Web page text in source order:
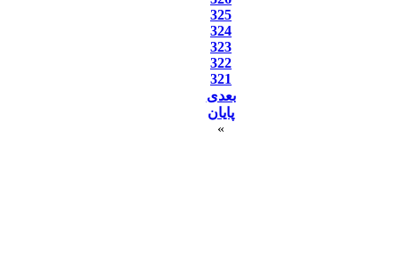
325
324
323
322
321
بعدی
پایان
»